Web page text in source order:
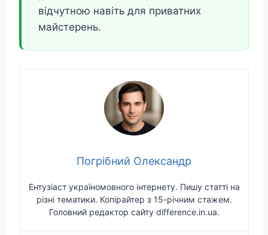
відчутною навіть для приватних
майстерень.
Погрібний Олександр
Ентузіаст україномовного інтернету. Пишу статті на
різні тематики. Копірайтер з 15-річним стажем.
Головний редактор сайту difference.in.ua.